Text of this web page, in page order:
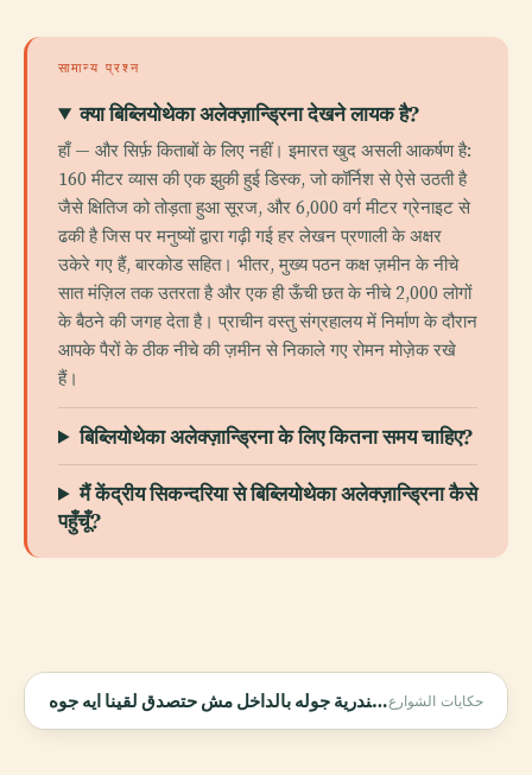
सामान्य प्रश्न
क्या बिब्लियोथेका अलेक्ज़ान्ड्रिना देखने लायक है?
हाँ — और सिर्फ़ किताबों के लिए नहीं। इमारत खुद असली आकर्षण है:
160 मीटर व्यास की एक झुकी हुई डिस्क, जो कॉर्निश से ऐसे उठती है
जैसे क्षितिज को तोड़ता हुआ सूरज, और 6,000 वर्ग मीटर ग्रेनाइट से
ढकी है जिस पर मनुष्यों द्वारा गढ़ी गई हर लेखन प्रणाली के अक्षर
उकेरे गए हैं, बारकोड सहित। भीतर, मुख्य पठन कक्ष ज़मीन के नीचे
सात मंज़िल तक उतरता है और एक ही ऊँची छत के नीचे 2,000 लोगों
के बैठने की जगह देता है। प्राचीन वस्तु संग्रहालय में निर्माण के दौरान
आपके पैरों के ठीक नीचे की ज़मीन से निकाले गए रोमन मोज़ेक रखे
हैं।
बिब्लियोथेका अलेक्ज़ान्ड्रिना के लिए कितना समय चाहिए?
मैं केंद्रीय सिकन्दरिया से बिब्लियोथेका अलेक्ज़ान्ड्रिना कैसे
पहुँचूँ?
مكتبة الاسكندرية جوله بالداخل مش حتصدق لقينا ايه جوهwalking in alexandria Egyptian streetsحكايات الشوارع